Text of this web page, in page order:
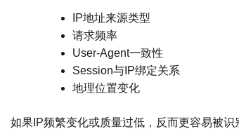
IP地址来源类型
请求频率
User-Agent一致性
Session与IP绑定关系
地理位置变化
如果IP频繁变化或质量过低，反而更容易被识